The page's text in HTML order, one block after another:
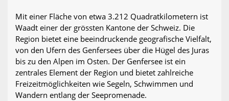
Mit einer Fläche von etwa 3.212 Quadratkilometern ist
Waadt einer der grössten Kantone der Schweiz. Die
Region bietet eine beeindruckende geografische Vielfalt,
von den Ufern des Genfersees über die Hügel des Juras
bis zu den Alpen im Osten. Der Genfersee ist ein
zentrales Element der Region und bietet zahlreiche
Freizeitmöglichkeiten wie Segeln, Schwimmen und
Wandern entlang der Seepromenade.